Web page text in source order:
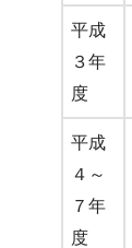
平成
３年
度
平成
４～
７年
度